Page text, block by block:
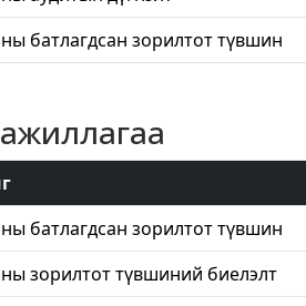
батлагдсан зорилтот түвшин
батлагдсан зорилтот түвшин
зорилтот түвшиний биелэлт